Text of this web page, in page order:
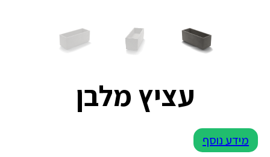
עציץ מלבן
מידע נוסף